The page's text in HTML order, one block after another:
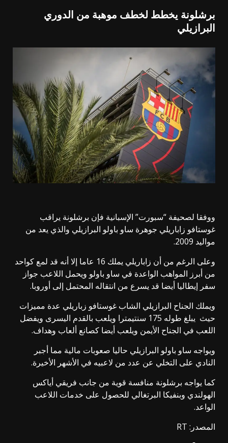
برشلونة يخطط لخطف موهبة من الدوري
البرازيلي
ووفقا لصحيفة “سبورت” الإسبانية فإن برشلونة يراقب
غوستافو زاباريلي جوهرة ساو باولو البرازيلي والذي يعد من
مواليد 2009.
وعلى الرغم من أن زاباريلي يملك 16 عاما إلا أنه قد لمع كواحد
من أبرز المواهب الواعدة في ساو باولو ويحمل اللاعب جواز
سفر إيطاليا أيضا قد يسرع من انتقاله المحتمل إلى أوروبا.
ويملك الجناح البرازيلي الشاب غوستافو زباريلي عدة مميزات
حيث يبلغ طوله 175 سنتيمترا ويلعب بالقدم اليسرى ويفضل
اللعب في الجناح الأيمن ويلعب أيضا كصانع ألعاب وهداف.
ويواجه ساو باولو البرازيلي حاليا صعوبات مالية مما أجبر
النادي على التخلي عن عدد من لاعبيه في الأشهر الأخيرة.
كما يواجه برشلونة منافسة قوية من جانب فريقي أياكس
الهولندي وبنفيكا البرتغالي للحصول على خدمات اللاعب
الواعد.
المصدر: RT